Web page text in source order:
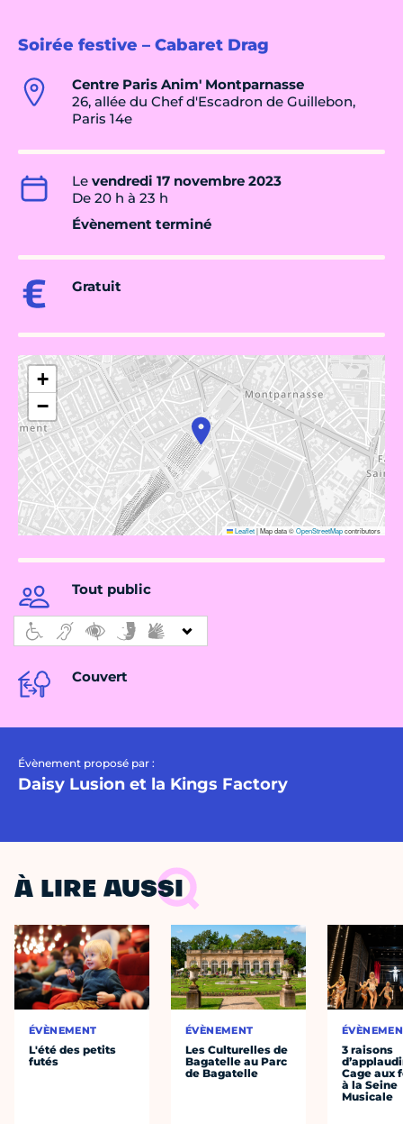
Soirée festive – Cabaret Drag
Centre Paris Anim' Montparnasse
26, allée du Chef d'Escadron de Guillebon,
Paris 14e
Le vendredi 17 novembre 2023
De 20 h à 23 h
Évènement terminé
Gratuit
+
−
Leaflet|Map data ©OpenStreetMapcontributors
Tout public
Couvert
Évènement proposé par :
Daisy Lusion et la Kings Factory
À LIRE AUSSI
ÉVÈNEMENT
L'été des petits
futés
ÉVÈNEMENT
Les Culturelles de
Bagatelle au Parc
de Bagatelle
3 raisons
Cage aux
à la Seine
Musicale